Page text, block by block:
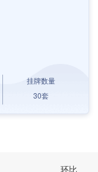
挂牌数量
30套
环比